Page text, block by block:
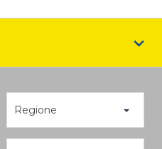
Regione